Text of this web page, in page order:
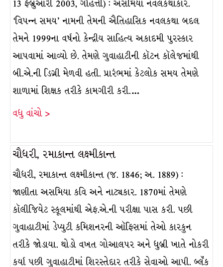
13 ફેબ્રુઆરી 2003, ગૌહત્તી) : અસમિયા નવલકથાકાર.
‘વિપન્ન સમય’ નામની તેમની ઐતિહાસિક નવલકથા બદલ
તેમને 1999ના વર્ષનો કેન્દ્રીય સાહિત્ય અકાદમી પુરસ્કાર
આપવામાં આવ્યો છે. તેમણે ગુવાહાટીની કૉટન કૉલેજમાંથી
બી.એ.ની ડિગ્રી મેળવી હતી. પ્રારંભમાં કેટલોક સમય તેમણે
શાળામાં શિક્ષક તરીકે કામગીરી કરી.…
વધુ વાંચો >
ચૌધરી, રમાકાન્ત લક્ષ્મીકાન્ત
ચૌધરી, રમાકાન્ત લક્ષ્મીકાન્ત (જ. 1846; અ. 1889) :
જાણીતા અસમિયા કવિ અને નાટ્યકાર. 1870માં તેમણે
કૉલીજિયેટ સ્કૂલમાંથી એફ.એ.ની પરીક્ષા પાસ કરી. પછી
ગુવાહાટીમાં ડેપ્યુટી કમિશનરની ઑફિસમાં તેઓ કારકુન
તરીકે જોડાયા. થોડો વખત ગોઆલપર અને ધુબ્રી ખાતે નોકરી
કર્યા પછી ગુવાહાટીમાં શિરસ્તેદાર તરીકે સેવાઓ આપી. બ્લૅંક